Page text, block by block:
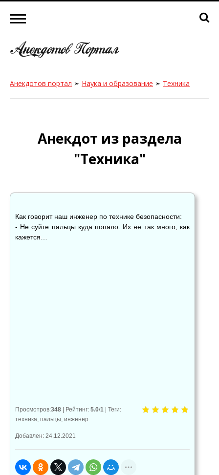
Анекдотов портал ➣ Наука и образование ➣ Техника
Анекдот из раздела
"Техника"
Как говорит наш инженер по технике безопасности:
- Не суйте пальцы куда попало. Их не так много, как
кажется…
Просмотров:348 | Рейтинг: 5.0/1 | Теги:
техника пальцы инженер
Добавлен: 24.12.2021